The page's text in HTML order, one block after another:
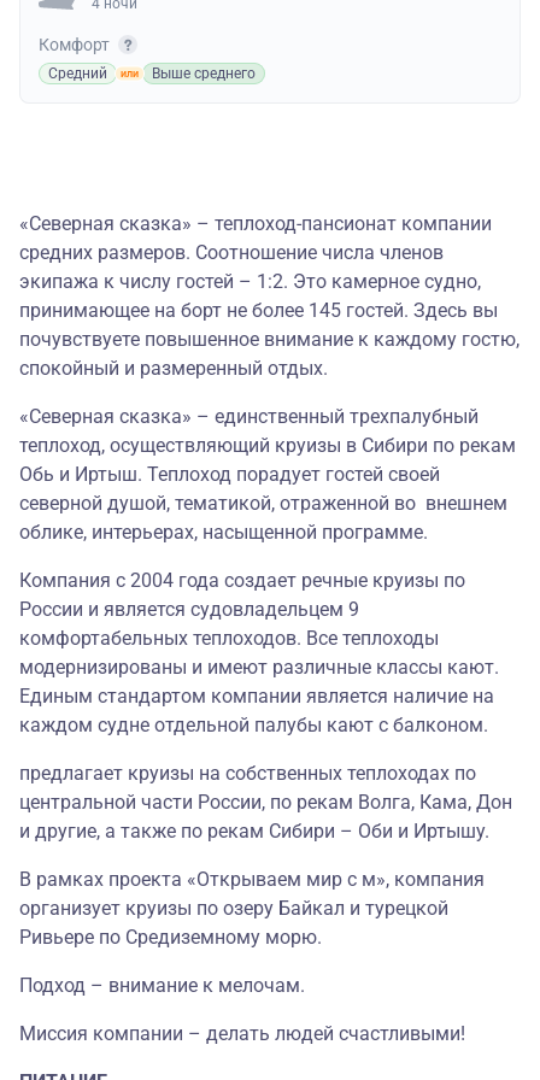
4 ночи
Комфорт
Средний Выше среднего
«Северная сказка» – теплоход-пансионат компании
средних размеров. Соотношение числа членов
экипажа к числу гостей – 1:2. Это камерное судно,
принимающее на борт не более 145 гостей. Здесь вы
почувствуете повышенное внимание к каждому гостю,
спокойный и размеренный отдых.
«Северная сказка» – единственный трехпалубный
теплоход, осуществляющий круизы в Сибири по рекам
Обь и Иртыш. Теплоход порадует гостей своей
северной душой, тематикой, отраженной во внешнем
облике, интерьерах, насыщенной программе.
Компания с 2004 года создает речные круизы по
России и является судовладельцем 9
комфортабельных теплоходов. Все теплоходы
модернизированы и имеют различные классы кают.
Единым стандартом компании является наличие на
каждом судне отдельной палубы кают с балконом.
предлагает круизы на собственных теплоходах по
центральной части России, по рекам Волга, Кама, Дон
и другие, а также по рекам Сибири – Оби и Иртышу.
В рамках проекта «Открываем мир с м», компания
организует круизы по озеру Байкал и турецкой
Ривьере по Средиземному морю.
Подход – внимание к мелочам.
Миссия компании – делать людей счастливыми!